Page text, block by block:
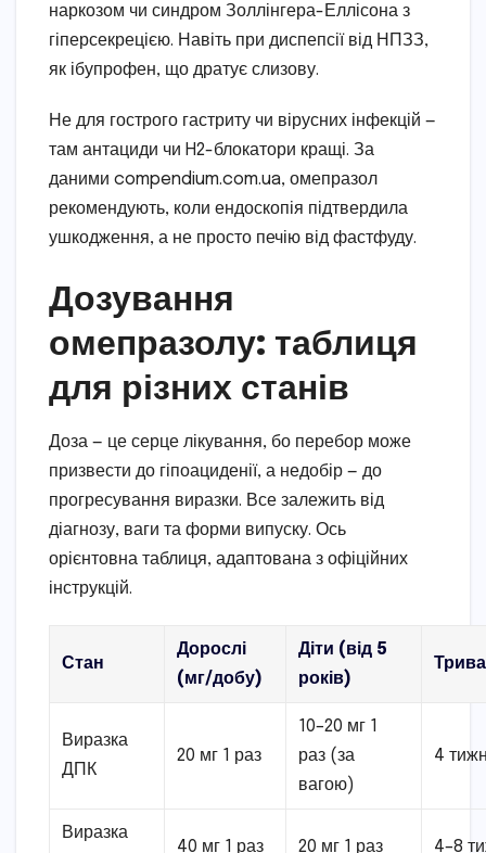
наркозом чи синдром Золлінгера-Еллісона з
гіперсекрецією. Навіть при диспепсії від НПЗЗ,
як ібупрофен, що дратує слизову.
Не для гострого гастриту чи вірусних інфекцій —
там антациди чи H2-блокатори кращі. За
даними compendium.com.ua, омепразол
рекомендують, коли ендоскопія підтвердила
ушкодження, а не просто печію від фастфуду.
Дозування
омепразолу: таблиця
для різних станів
Доза — це серце лікування, бо перебор може
призвести до гіпоациденії, а недобір — до
прогресування виразки. Все залежить від
діагнозу, ваги та форми випуску. Ось
орієнтовна таблиця, адаптована з офіційних
інструкцій.
Стан
Дорослі
(мг/добу)
Діти (від 5
років)
Виразка
ДПК
20 мг 1 раз
10–20 мг 1
раз (за
вагою)
4
Виразка
40 мг 1 раз 20 мг 1 раз 4–8